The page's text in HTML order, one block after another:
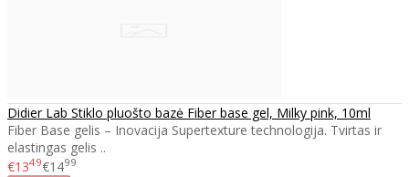
Didier Lab Stiklo pluošto bazė Fiber base gel, Milky pink, 10ml
Fiber Base gelis – Inovacija Supertexture technologija. Tvirtas ir
elastingas gelis ..
€1349€1499